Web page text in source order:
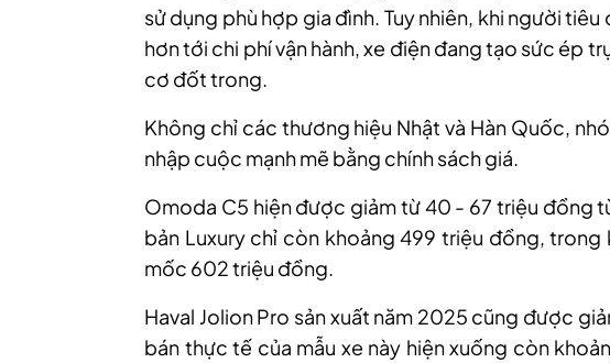
sử dụng phù hợp gia đình. Tuy nhiên, khi người
hơn tới chi phí vận hành, xe điện đang tạo sức ép
cơ đốt trong.
Không chỉ các thương hiệu Nhật và Hàn Quốc,
nhập cuộc mạnh mẽ bằng chính sách giá.
Omoda C5 hiện được giảm từ 40 - 67 triệu đồng
bản Luxury chỉ còn khoảng 499 triệu đồng, trong
mốc 602 triệu đồng.
Haval Jolion Pro sản xuất năm 2025 cũng được
bán thực tế của mẫu xe này hiện xuống còn